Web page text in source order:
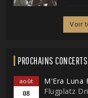
Voir
PROCHAINS CONCERTS
août
08
M'Era Luna
Flugplatz